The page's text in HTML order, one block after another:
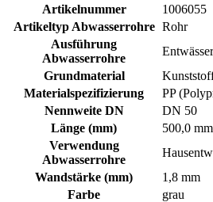
Artikelnummer
1006055
Artikeltyp Abwasserrohre Rohr
Ausführung
Abwasserrohre
Grundmaterial
Materialspezifizierung
PP
Nennweite DN
DN 50
Länge (mm)
500,0 mm
Verwendung
Abwasserrohre
Wandstärke (mm)
1,8 mm
Farbe
grau